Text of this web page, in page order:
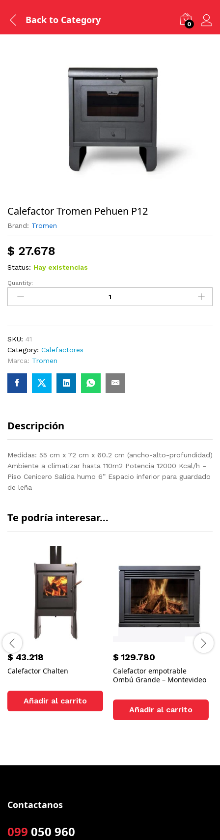
Back to Category 0
Calefactor Tromen Pehuen P12
Brand: Tromen
$ 27.678
Status: Hay existencias
Calefactor
Tromen
Pehuen
quantity
Quantity:
SKU: 41
Category: Calefactores
Marca: Tromen
Descripción
Medidas: 55 cm x 72 cm x 60.2 cm (ancho-alto-profundidad)
Ambiente a climatizar hasta 110m2 Potencia 12000 Kcal/h –
Piso Cenicero Salida humo 6” Espacio inferior para guardado
de leña
Te podría interesar...
$43.218
Calefactor Chalten
Añadir al carrito
$ 129.780
Calefactor empotrable
Ombú Grande – Montevideo
Añadir al carrito
Contactanos
099 050 960